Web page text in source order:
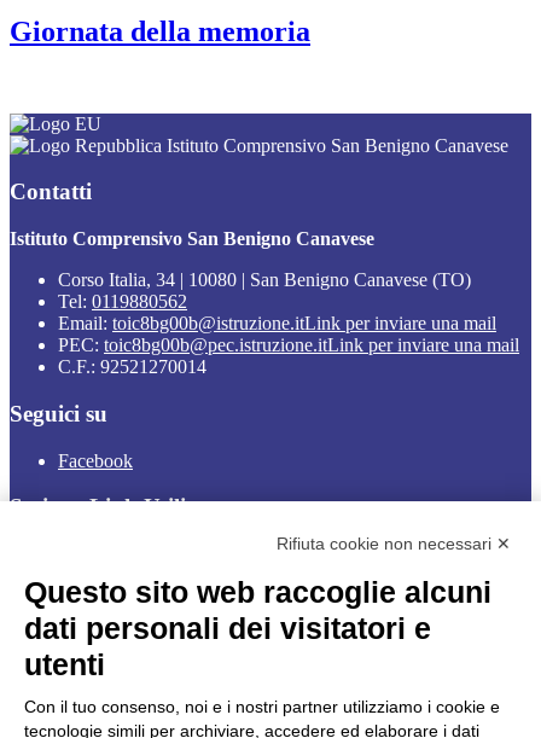
Giornata della memoria
Istituto Comprensivo San Benigno Canavese
Contatti
Istituto Comprensivo San Benigno Canavese
Corso Italia, 34 | 10080 | San Benigno Canavese (TO)
Tel: 0119880562
Email: toic8bg00b@istruzione.itLink per inviare una mail
PEC: toic8bg00b@pec.istruzione.itLink per inviare una mail
C.F.: 92521270014
Seguici su
Facebook
Sezione Link Utili
Informativa Privacy
Ufficio Relazioni con il Pubblico
Dichiarazione di accessibilità
Obiettivi di accessibilità
Gestione consensi cookie
Amministrazione trasparente
Rifiuta cookie non necessari ✕
Questo sito web raccoglie alcuni
dati personali dei visitatori e
utenti
Con il tuo consenso, noi e i nostri partner utilizziamo i cookie e
tecnologie simili per archiviare, accedere ed elaborare i dati